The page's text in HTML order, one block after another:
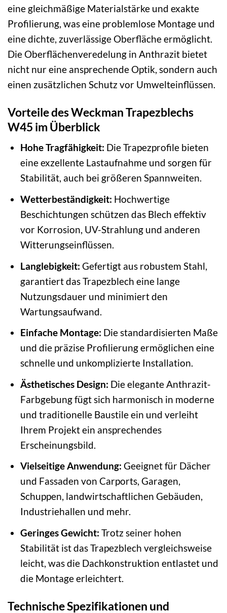
eine gleichmäßige Materialstärke und exakte
Profilierung, was eine problemlose Montage und
eine dichte, zuverlässige Oberfläche ermöglicht.
Die Oberflächenveredelung in Anthrazit bietet
nicht nur eine ansprechende Optik, sondern auch
einen zusätzlichen Schutz vor Umwelteinflüssen.
Vorteile des Weckman Trapezblechs
W45 im Überblick
Hohe Tragfähigkeit: Die Trapezprofile bieten
eine exzellente Lastaufnahme und sorgen für
Stabilität, auch bei größeren Spannweiten.
Wetterbeständigkeit: Hochwertige
Beschichtungen schützen das Blech effektiv
vor Korrosion, UV-Strahlung und anderen
Witterungseinflüssen.
Langlebigkeit: Gefertigt aus robustem Stahl,
garantiert das Trapezblech eine lange
Nutzungsdauer und minimiert den
Wartungsaufwand.
Einfache Montage: Die standardisierten Maße
und die präzise Profilierung ermöglichen eine
schnelle und unkomplizierte Installation.
Ästhetisches Design: Die elegante Anthrazit-
Farbgebung fügt sich harmonisch in moderne
und traditionelle Baustile ein und verleiht
Ihrem Projekt ein ansprechendes
Erscheinungsbild.
Vielseitige Anwendung: Geeignet für Dächer
und Fassaden von Carports, Garagen,
Schuppen, landwirtschaftlichen Gebäuden,
Industriehallen und mehr.
Geringes Gewicht: Trotz seiner hohen
Stabilität ist das Trapezblech vergleichsweise
leicht, was die Dachkonstruktion entlastet und
die Montage erleichtert.
Technische Spezifikationen und